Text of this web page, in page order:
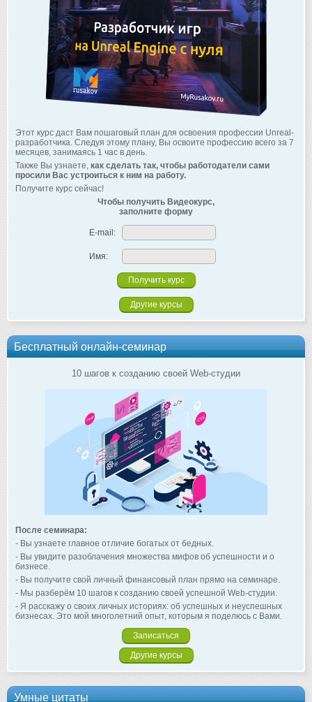
Этот курс даст Вам пошаговый план для освоения профессии Unreal-
разработчика. Следуя этому плану, Вы освоите профессию всего за 7
месяцев, занимаясь 1 час в день.
Также Вы узнаете, как сделать так, чтобы работодатели сами
просили Вас устроиться к ним на работу.
Получите курс сейчас!
Чтобы получить Видеокурс,
заполните форму
E-mail:
Имя:
Другие курсы
Бесплатный онлайн-семинар
10 шагов к созданию своей Web-студии
После семинара:
- Вы узнаете главное отличие богатых от бедных.
- Вы увидите разоблачения множества мифов об успешности и о
бизнесе.
- Вы получите свой личный финансовый план прямо на семинаре.
- Мы разберём 10 шагов к созданию своей успешной Web-студии.
- Я расскажу о своих личных историях: об успешных и неуспешных
бизнесах. Это мой многолетний опыт, которым я поделюсь с Вами.
Записаться
Другие курсы
Умные цитаты